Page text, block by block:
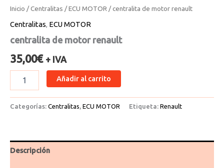
Inicio /Centralitas /ECU MOTOR/ centralita de motor renault
Centralitas, ECU MOTOR
centralita de motor renault
35,00€ + IVA
Añadir al carrito
Categorías: Centralitas, ECU MOTOR Etiqueta: Renault
Descripción